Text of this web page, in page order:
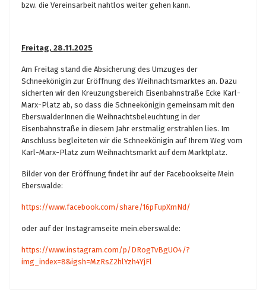
bzw. die Vereinsarbeit nahtlos weiter gehen kann.
Freitag, 28.11.2025
Am Freitag stand die Absicherung des Umzuges der
Schneekönigin zur Eröffnung des Weihnachtsmarktes an. Dazu
sicherten wir den Kreuzungsbereich Eisenbahnstraße Ecke Karl-
Marx-Platz ab, so dass die Schneekönigin gemeinsam mit den
EberswalderInnen die Weihnachtsbeleuchtung in der
Eisenbahnstraße in diesem Jahr erstmalig erstrahlen lies. Im
Anschluss begleiteten wir die Schneekönigin auf Ihrem Weg vom
Karl-Marx-Platz zum Weihnachtsmarkt auf dem Marktplatz.
Bilder von der Eröffnung findet ihr auf der Facebookseite Mein
Eberswalde:
https://www.facebook.com/share/16pFupXmNd/
oder auf der Instagramseite mein.eberswalde:
https://www.instagram.com/p/DRogTvBgUO4/?
img_index=8&igsh=MzRsZ2hlYzh4YjFl